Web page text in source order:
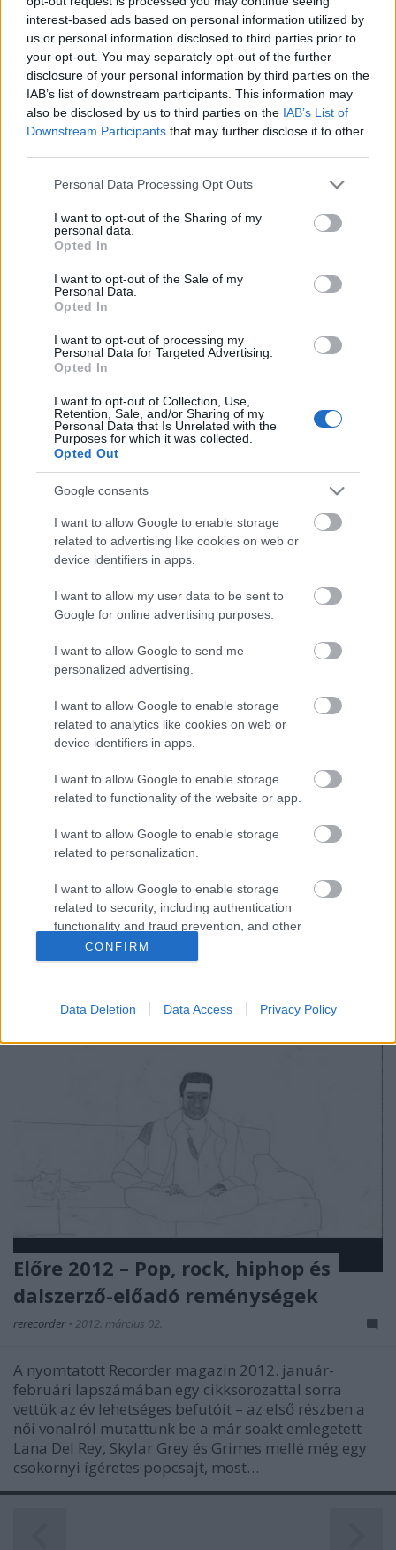
interest-based ads based on personal information utilized by
us or personal information disclosed to third parties prior to
your opt-out. You may separately opt-out of the further
disclosure of your personal information by third parties on the
IAB’s list of downstream participants. This information may
also be disclosed by us to third parties on the IAB’s List of
Downstream Participants that may further disclose it to other
Please note that this website/app uses one or more Google
not limited to your visit or usage behaviour. You may click to
grant or deny consent to Google and its third-party tags to
use your data for below specified purposes in below Google
consent section.
Personal Data Processing Opt Outs
I want to opt-out of the Sharing of my
personal data.
Opted In
I want to opt-out of the Sale of my
Personal Data.
Opted In
I want to opt-out of processing my
Personal Data for Targeted Advertising.
Opted In
I want to opt-out of Collection, Use,
Retention, Sale, and/or Sharing of my
Personal Data that Is Unrelated with the
Purposes for which it was collected.
Opted Out
Google consents
I want to allow Google to enable storage
related to advertising like cookies on web or
device identifiers in apps.
I want to allow my user data to be sent to
Google for online advertising purposes.
I want to allow Google to send me
personalized advertising.
I want to allow Google to enable storage
related to analytics like cookies on web or
device identifiers in apps.
I want to allow Google to enable storage
related to functionality of the website or app.
I want to allow Google to enable storage
related to personalization.
I want to allow Google to enable storage
related to security, including authentication
functionality and fraud prevention, and other
user protection.
CONFIRM
Data Deletion Data Access Privacy Policy
Lélekbalzsamozó zene Willis Earl
rerecorder 2013. augusztus 30.
Az amerikai soul-blues énekes-dalszerző, Willis Earl
Beal 2012-ben tűnt fel (már rögtön év elején, az
később kiadott egy egyedi soullemezt (Acousmatic
Sorcery), majd úgy nézett ki, hogy kinyírta karrierjét,
amikor egy…
Willis Earl Beal: letartóztatás
Utrechtben + Acousmatic Sorcery – a
teljes album + koncert!
A 2012 legesélyesebb befutóiról szóló
összeállításunk dalszerző-előadói részlegében fő
helyen – rögtön a szelid Michael Kiwanuka után –
említett őrült fekete soul-blues nótafa, a néha gitár,
néha magnó kíséretében, néha meg csak a capella
Előre 2012 – Pop, rock, hiphop és
dalszerző-előadó reménységek
rerecorder • 2012. március 02.
A nyomtatott Recorder magazin 2012. január-
februári lapszámában egy cikksorozattal sorra
vettük az év lehetséges befutóit – az első részben a
női vonalról mutattunk be a már soakt emlegetett
Lana Del Rey, Skylar Grey és Grimes mellé még egy
csokornyi ígéretes popcsajt, most…